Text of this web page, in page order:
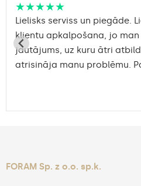
★★★★★
Lielisks serviss un piegāde.
klientu apkalpošana, jo
jautājums, uz kuru ātri
atrisināja manu problēmu.
FORAM Sp. z o.o. sp.k.